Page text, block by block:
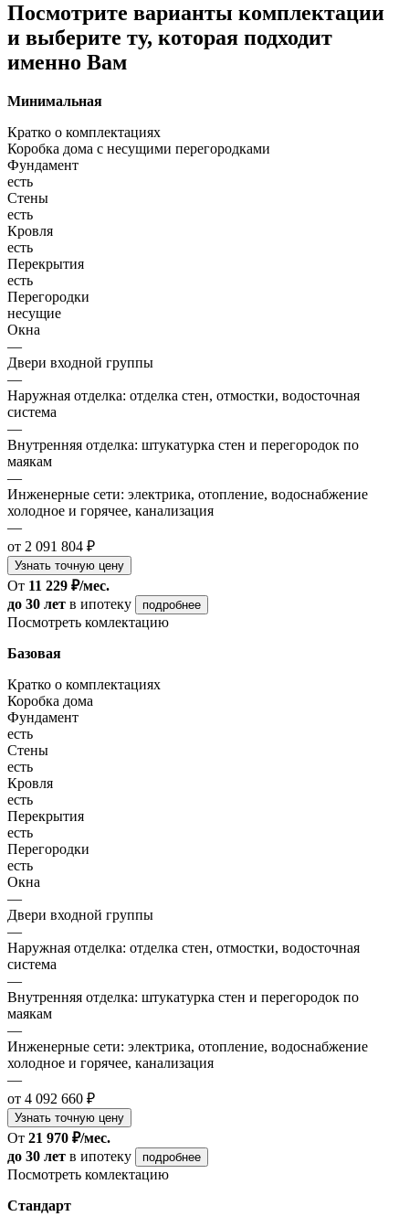
Посмотрите варианты комплектации
и выберите ту, которая подходит
именно Вам
Минимальная
Кратко о комплектациях
Коробка дома с несущими перегородками
Фундамент
есть
Стены
есть
Кровля
есть
Перекрытия
есть
Перегородки
несущие
Окна
—
Двери входной группы
—
Наружная отделка: отделка стен, отмостки, водосточная
система
—
Внутренняя отделка: штукатурка стен и перегородок по
маякам
—
Инженерные сети: электрика, отопление, водоснабжение
холодное и горячее, канализация
—
от 2 091 804 ₽
Узнать точную цену
От 11 229 ₽/мес.
до 30 лет в ипотеку подробнее
Посмотреть комлектацию
Базовая
Кратко о комплектациях
Коробка дома
Фундамент
есть
Стены
есть
Кровля
есть
Перекрытия
есть
Перегородки
есть
Окна
—
Двери входной группы
—
Наружная отделка: отделка стен, отмостки, водосточная
система
—
Внутренняя отделка: штукатурка стен и перегородок по
маякам
—
Инженерные сети: электрика, отопление, водоснабжение
холодное и горячее, канализация
—
от 4 092 660 ₽
Узнать точную цену
От 21 970 ₽/мес.
до 30 лет в ипотеку подробнее
Посмотреть комлектацию
Стандарт